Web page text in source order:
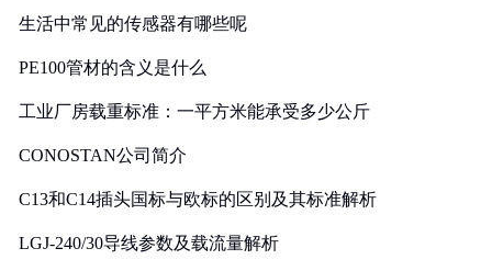
生活中常见的传感器有哪些呢
PE100管材的含义是什么
工业厂房载重标准：一平方米能承受多少公斤
CONOSTAN公司简介
C13和C14插头国标与欧标的区别及其标准解析
LGJ-240/30导线参数及载流量解析